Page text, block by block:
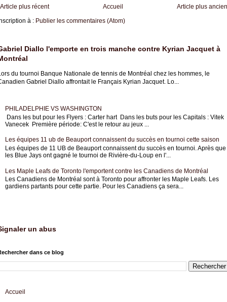
Article plus récent Article plus ancien
Accueil
à : Publier les commentaires (Atom)
Diallo l'emporte en trois manche contre Kyrian Jacquet à
du tournoi Banque Nationale de tennis de Montréal chez les hommes, le
Gabriel Diallo affrontait le Français Kyrian Jacquet. Lo...
PHILADELPHIE VS WASHINGTON
Dans les but pour les Flyers : Carter hart Dans les buts pour les Capitals : Vitek
Vanecek Première période: C'est le retour au jeux ...
Les équipes 11 ub de Beauport connaissent du succès en tournoi cette saison
Les équipes de 11 UB de Beauport connaissent du succès en tournoi. Après que
les Blue Jays ont gagné le tournoi de Rivière-du-Loup en l'...
Les Maple Leafs de Toronto l'emportent contre les Canadiens de Montréal
Les Canadiens de Montréal sont à Toronto pour affronter les Maple Leafs. Les
gardiens partants pour cette partie. Pour les Canadiens ça sera...
un abus
dans ce blog
Accueil